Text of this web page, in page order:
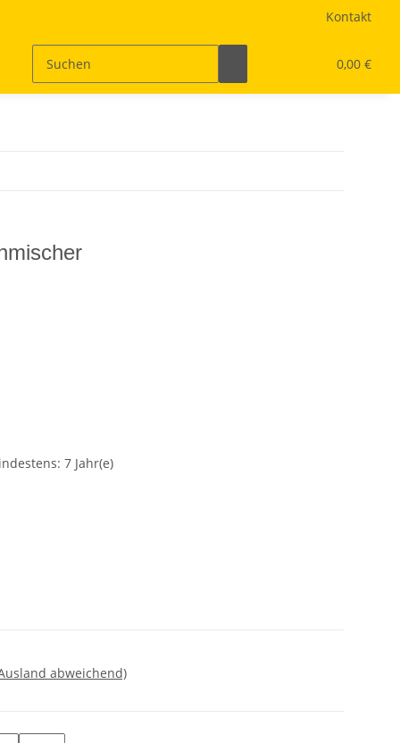
Kontakt
0,00 €
7 Jahr(e)
abweichend)